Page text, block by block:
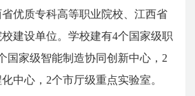
优质专科高等职业院校、江西省
建设单位。学校建有4个国家级职
国家级智能制造协同创新中心，2
中心，2个市厅级重点实验室。